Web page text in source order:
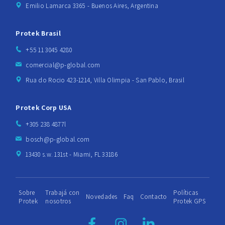
Emilio Lamarca 3365 - Buenos Aires, Argentina
Protek Brasil
+55 11 3045 4280
comercial@p-global.com
Rua do Rocio 423-1214, Villa Olimpia - San Pablo, Brasil
Protek Corp USA
+305 238 4877l
bosch@p-global.com
13430 s.w. 131st - Miami, FL 33186
Sobre
Protek
Trabajá con
nosotros
Novedades Faq Contacto
Políticas
Protek GPS